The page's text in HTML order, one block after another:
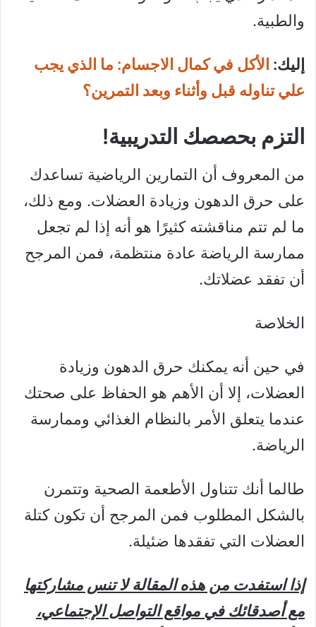
والطبية.
إليك: الأكل في كمال الاجسام: ما الذي يجب
علي تناوله قبل وأثناء وبعد التمرين؟
التزم بحصصك التدريبية!
من المعروف أن التمارين الرياضية تساعدك
على حرق الدهون وزيادة العضلات. ومع ذلك،
ما لم تتم مناقشته كثيرًا هو أنه إذا لم تجعل
ممارسة الرياضة عادة منتظمة، فمن المرجح
أن تفقد عضلاتك.
الخلاصة
في حين أنه يمكنك حرق الدهون وزيادة
العضلات، إلا أن الأهم هو الحفاظ على صحتك
عندما يتعلق الأمر بالنظام الغذائي وممارسة
الرياضة.
طالما أنك تتناول الأطعمة الصحية وتتمرن
بالشكل المطلوب فمن المرجح أن تكون كتلة
العضلات التي تفقدها ضئيلة.
إذا استفدت من هذه المقالة لا تنس مشاركتها
مع أصدقائك في مواقع التواصل الإجتماعي،